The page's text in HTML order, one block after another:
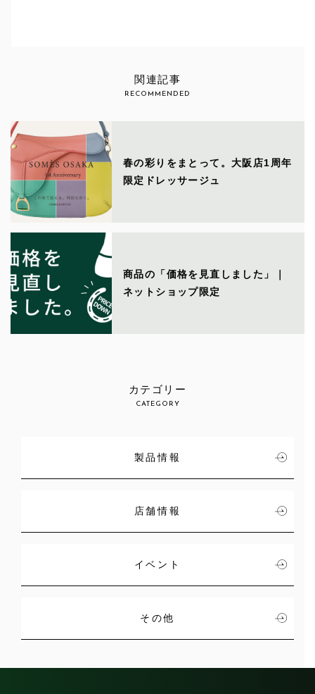
関連記事
RECOMMENDED
春の彩りをまとって。大阪店1周年
限定ドレッサージュ
商品の「価格を見直しました」｜
ネットショップ限定
カテゴリー
CATEGORY
製品情報
店舗情報
イベント
その他